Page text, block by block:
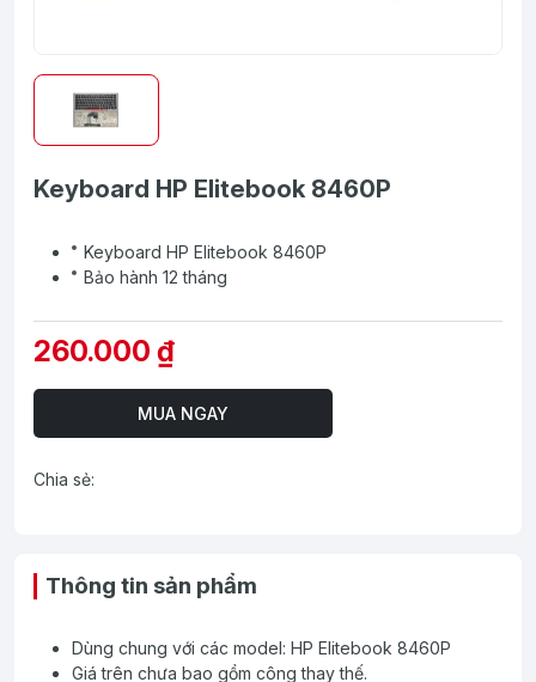
Keyboard HP Elitebook 8460P
Keyboard HP Elitebook 8460P
Bảo hành 12 tháng
260.000 ₫
MUA NGAY
Chia sẻ:
Thông tin sản phẩm
Dùng chung với các model: HP Elitebook 8460P
Giá trên chưa bao gồm công thay thế.